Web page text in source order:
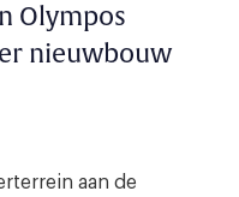
Olympos
nieuwbouw
aan de